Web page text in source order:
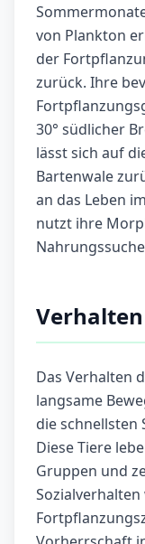
von Plankton
der
zurück. Ihre
30° südlicher
lässt sich auf
Bartenwale
an das Leben
nutzt ihre
Das Verhalten
langsame
die schnellsten
Diese Tiere
Gruppen und